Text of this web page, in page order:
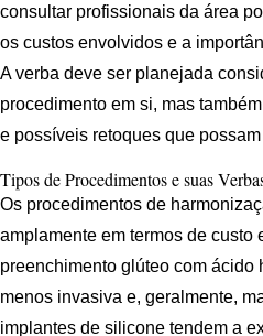
consultar profissionais da área
os custos envolvidos e a
A verba deve ser planejada
procedimento em si, mas
e possíveis retoques que
Tipos de Procedimentos e suas
Os procedimentos de
amplamente em termos de custo
preenchimento glúteo com ácido
menos invasiva e, geralmente,
implantes de silicone tendem a